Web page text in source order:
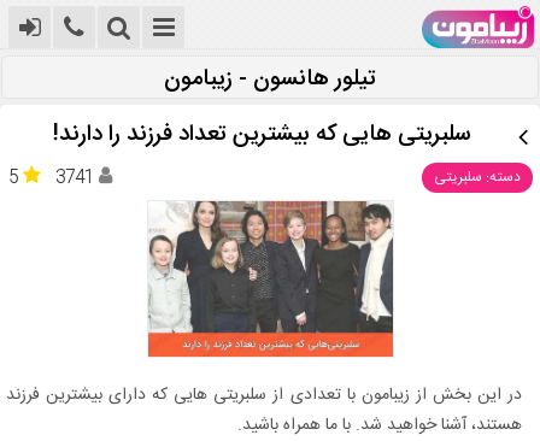
تیلور هانسون - زیبامون
سلبریتی هایی که بیشترین تعداد فرزند را دارند!
دسته: سلبریتی 5 3741
در این بخش از زیبامون با تعدادی از سلبریتی هایی که دارای بیشترین فرزند
هستند، آشنا خواهید شد. با ما همراه باشید.